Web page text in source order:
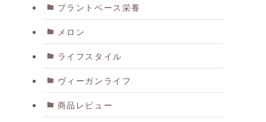
プラントベース栄養
メロン
ライフスタイル
ヴィーガンライフ
商品レビュー